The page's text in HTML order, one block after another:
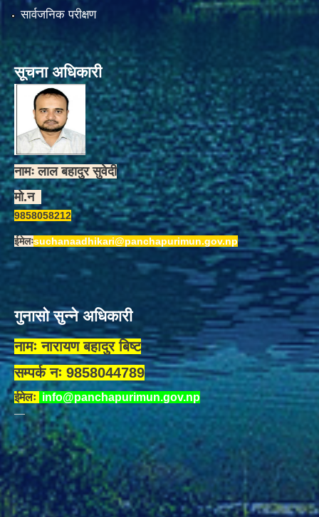
सार्वजनिक परीक्षण
सूचना अधिकारी
नामः लाल बहादुर सुवेदी
मो.न
9858058212
ईमेलःsuchanaadhikari@panchapurimun.gov.np
गुनासो सुन्ने अधिकारी
नामः नारायण बहादुर बिष्ट
सम्पर्क नः 9858044789
ईमेलः info@panchapurimun.gov.np